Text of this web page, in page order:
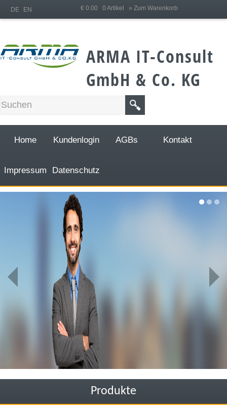
€ 0.00 0 Artikel » Zum Warenkorb
DE EN
ARMA IT-Consult
GmbH & Co. KG
Home Kundenlogin AGBs Kontakt
Impressum Datenschutz
Produkte